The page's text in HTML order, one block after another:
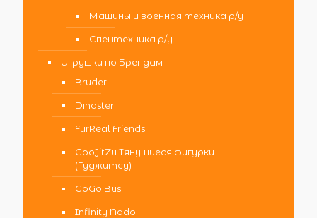
Машины и военная техника р/у
Спецтехника р/у
Игрушки по Брендам
Bruder
Dinoster
FurReal Friends
GooJitZu Тянущиеся фигурки
(Гуджитсу)
GoGo Bus
Infinity Nado